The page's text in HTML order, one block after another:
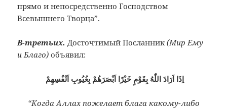
прямо и непосредственно Господством
Всевышнего Творца”.
В-третьих. Досточтимый Посланник(Мир Ему
и Благо) объявил:
اِذَا اَرَادَ اللّٰهُ بِقَوْمٍ خَيْرًا اَبْصَرَهُمْ بِعُيُوبِ اَنْفُسِهِمْ
“Когда Аллах пожелает блага какому-либо